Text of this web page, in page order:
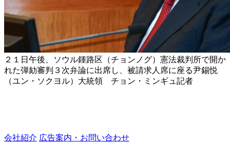
２１日午後、ソウル鍾路区（チョンノグ）憲法裁判所で開か
れた弾劾審判３次弁論に出席し、被請求人席に座る尹錫悦
（ユン・ソクヨル）大統領 チョン・ミンギュ記者
会社紹介 広告案内・お問い合わせ